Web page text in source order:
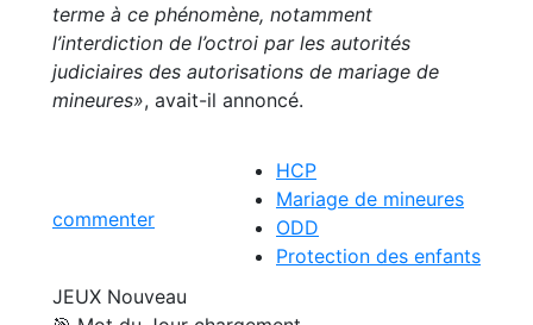
terme à ce phénomène, notamment
l’interdiction de l’octroi par les autorités
judiciaires des autorisations de mariage de
mineures», avait-il annoncé.
commenter
HCP
Mariage de mineures
ODD
Protection des enfants
JEUX Nouveau